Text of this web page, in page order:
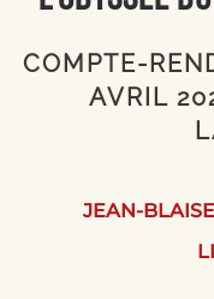
COMPTE-
AVRIL
JEAN-